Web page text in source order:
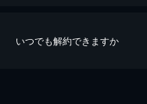
いつでも解約できますか